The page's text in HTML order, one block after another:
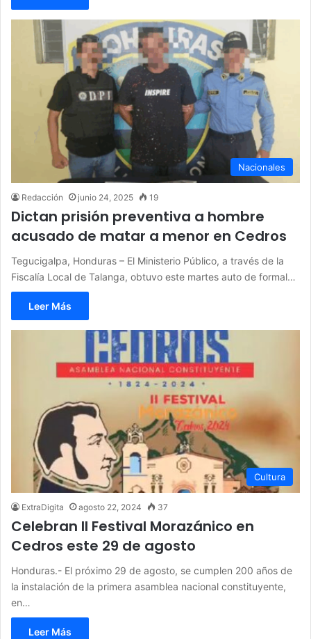
Nacionales
Redacción junio 24, 2025 19
Dictan prisión preventiva a hombre
acusado de matar a menor en Cedros
Tegucigalpa, Honduras – El Ministerio Público, a través de la
Fiscalía Local de Talanga, obtuvo este martes auto de formal…
Leer Más
Cultura
ExtraDigita agosto 22, 2024 37
Celebran II Festival Morazánico en
Cedros este 29 de agosto
Honduras.- El próximo 29 de agosto, se cumplen 200 años de
la instalación de la primera asamblea nacional constituyente,
en…
Leer Más